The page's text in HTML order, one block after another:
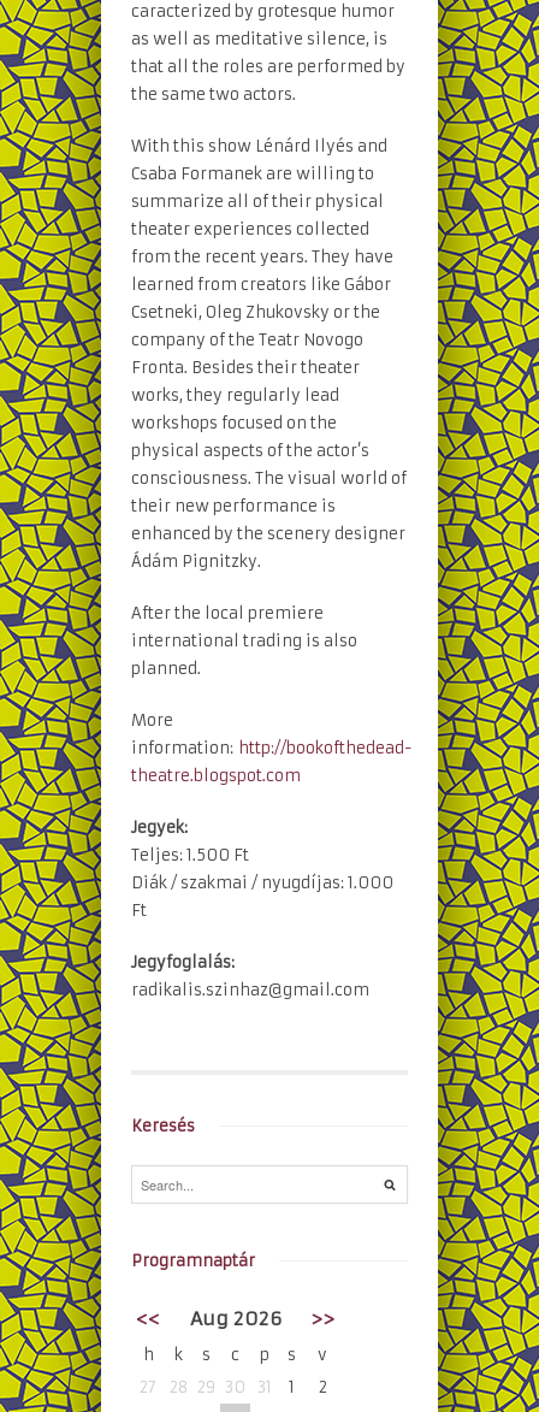
caracterized by grotesque humor
as well as meditative silence, is
that all the roles are performed by
the same two actors.
With this show Lénárd Ilyés and
Csaba Formanek are willing to
summarize all of their physical
theater experiences collected
from the recent years. They have
learned from creators like Gábor
Csetneki, Oleg Zhukovsky or the
company of the Teatr Novogo
Fronta. Besides their theater
works, they regularly lead
workshops focused on the
physical aspects of the actor’s
consciousness. The visual world of
their new performance is
enhanced by the scenery designer
Ádám Pignitzky.
After the local premiere
international trading is also
planned.
More
information: http://bookofthedead-
theatre.blogspot.com
Jegyek:
Teljes: 1.500 Ft
Diák / szakmai / nyugdíjas: 1.000
Ft
Jegyfoglalás:
radikalis.szinhaz@gmail.com
Keresés
Programnaptár
<< Aug 2026 >>
h k s c p s
v
27
28 29 30 31 1
2